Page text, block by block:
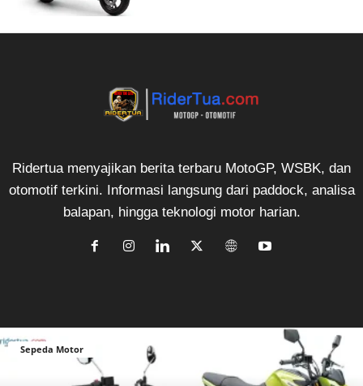
Ridertua menyajikan berita terbaru MotoGP, WSBK, dan
otomotif terkini. Informasi langsung dari paddock, analisa
balapan, hingga teknologi motor harian.
Sepeda Motor